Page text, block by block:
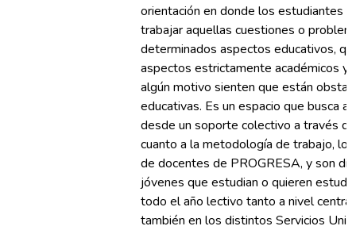
orientación en donde los estudiantes
trabajar aquellas cuestiones o
determinados aspectos educativos,
aspectos estrictamente académicos y/
algún motivo sienten que están
educativas. Es un espacio que busca
desde un soporte colectivo a través
cuanto a la metodología de trabajo,
de docentes de PROGRESA, y son
jóvenes que estudian o quieren
todo el año lectivo tanto a nivel
también en los distintos Servicios